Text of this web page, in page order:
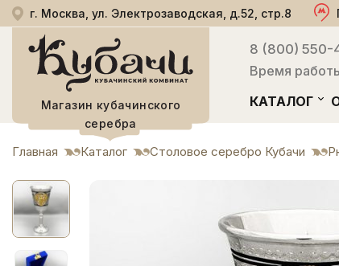
г. Москва, ул. Электрозаводская, д.52, стр.8
Магазин кубачинского
серебра
8 (800) 550-
Время
КАТАЛОГ
Главная Каталог Столовое серебро Кубачи